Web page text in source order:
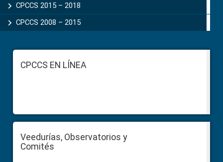
CPCCS 2015 – 2018
CPCCS 2008 – 2015
FooterCPCCS EN LÍNEA
Veedurías, Observatorios y
Comités